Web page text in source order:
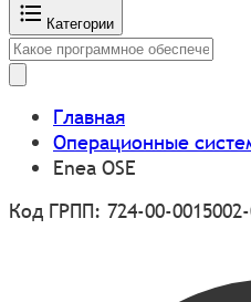
Категории
Главная
Операционные
Enea OSE
Код ГРПП: 724-00-